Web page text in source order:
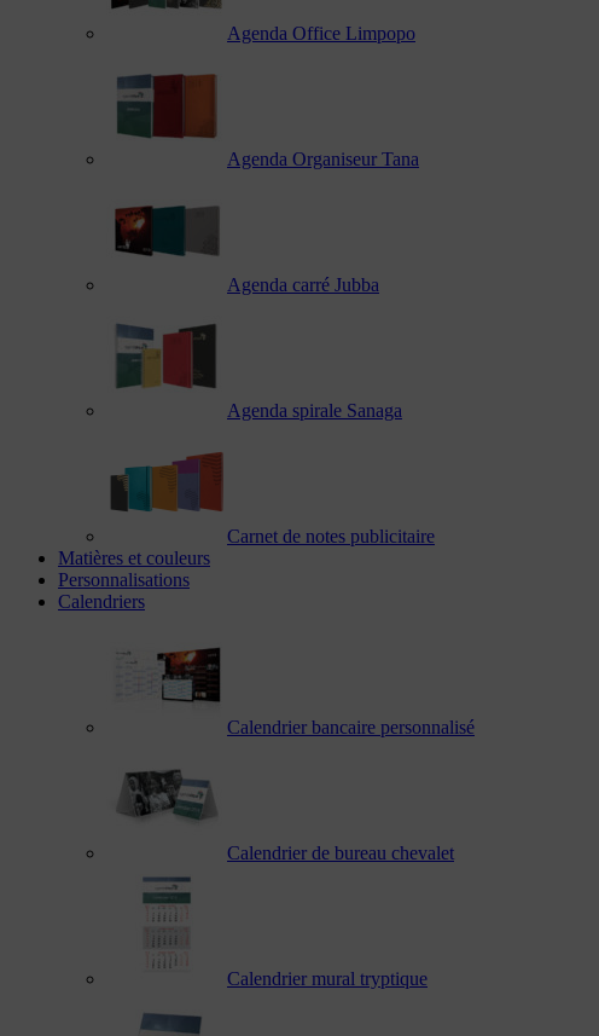
Agenda Office Limpopo
Agenda Organiseur Tana
Agenda carré Jubba
Agenda spirale Sanaga
Carnet de notes publicitaire
Matières et couleurs
Personnalisations
Calendriers
Calendrier bancaire personnalisé
Calendrier de bureau chevalet
Calendrier mural tryptique